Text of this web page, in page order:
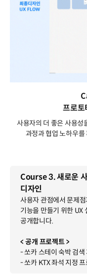
프로토
사용자의 더 좋은 사용성
과정과 협업 노하우를
Course 3. 새로운
디자인
사용자 관점에서 문제
기능을 만들기 위한 UX
공개합니다.
< 공개 프로젝트 >
- 쏘카 스테이 숙박 검색
- 쏘카 KTX 좌석 지정